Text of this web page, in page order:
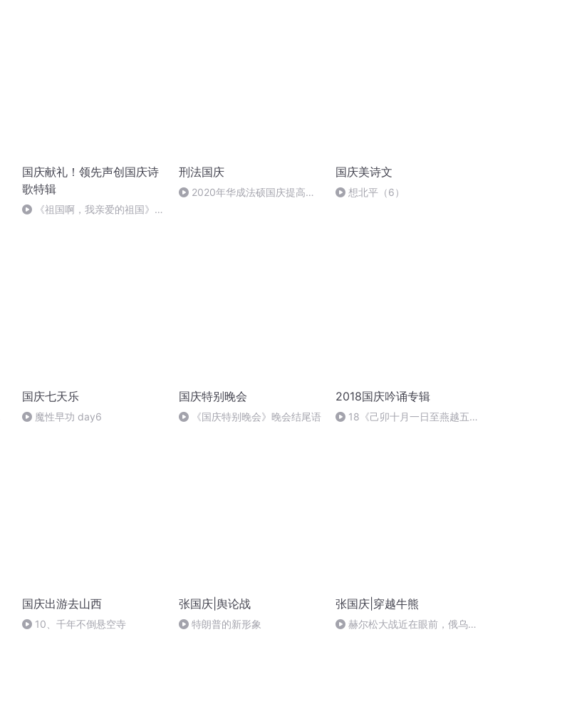
国庆献礼！领先声创国庆诗
歌特辑
《祖国啊，我亲爱的祖国》温
刑法国庆
2020年华成法硕国庆提高班
国庆美诗文
想北平（6）
国庆七天乐
魔性早功 day6
国庆特别晚会
《国庆特别晚会》晚会结尾语
2018国庆吟诵专辑
18《己卯十月一日至燕越五
国庆出游去山西
10、千年不倒悬空寺
张国庆|舆论战
特朗普的新形象
张国庆|穿越牛熊
赫尔松大战近在眼前，俄乌冲